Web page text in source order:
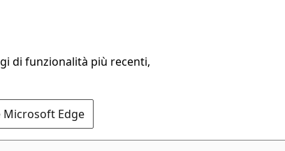
di funzionalità più recenti,
Microsoft Edge